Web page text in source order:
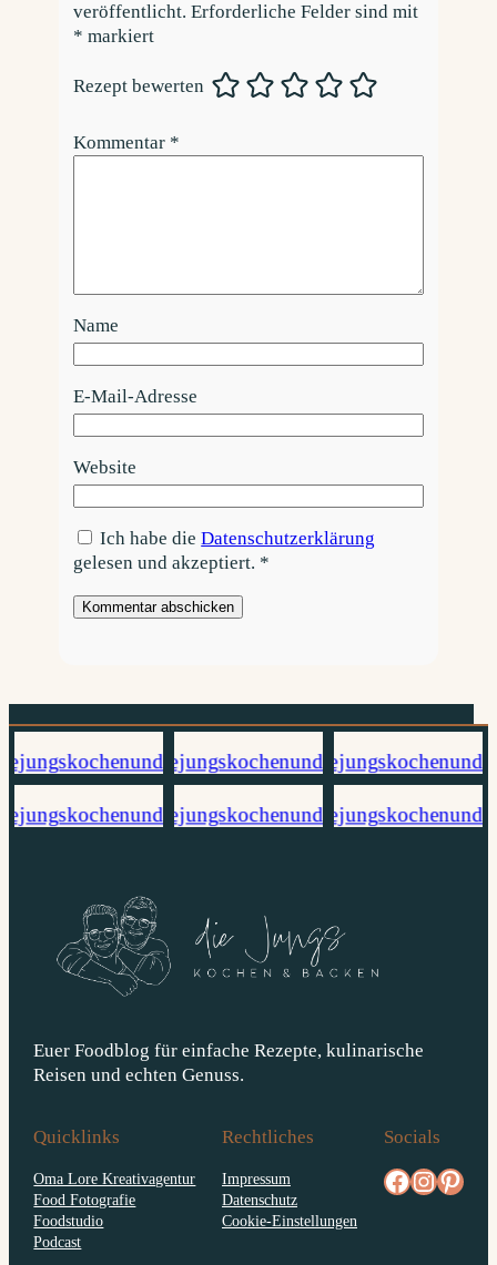
veröffentlicht. Erforderliche Felder sind mit
* markiert
Rezept bewerten
Kommentar *
Name
E-Mail-Adresse
Website
Ich habe dieDatenschutzerklärung
gelesen und akzeptiert. *
Euer Foodblog für einfache Rezepte, kulinarische
Reisen und echten Genuss.
Quicklinks
Oma Lore Kreativagentur
Food Fotografie
Foodstudio
Podcast
Rechtliches
Impressum
Datenschutz
Cookie-Einstellungen
Socials
facebook.com/diejungskochenundbacken Instagrampinterest.com/diejungs